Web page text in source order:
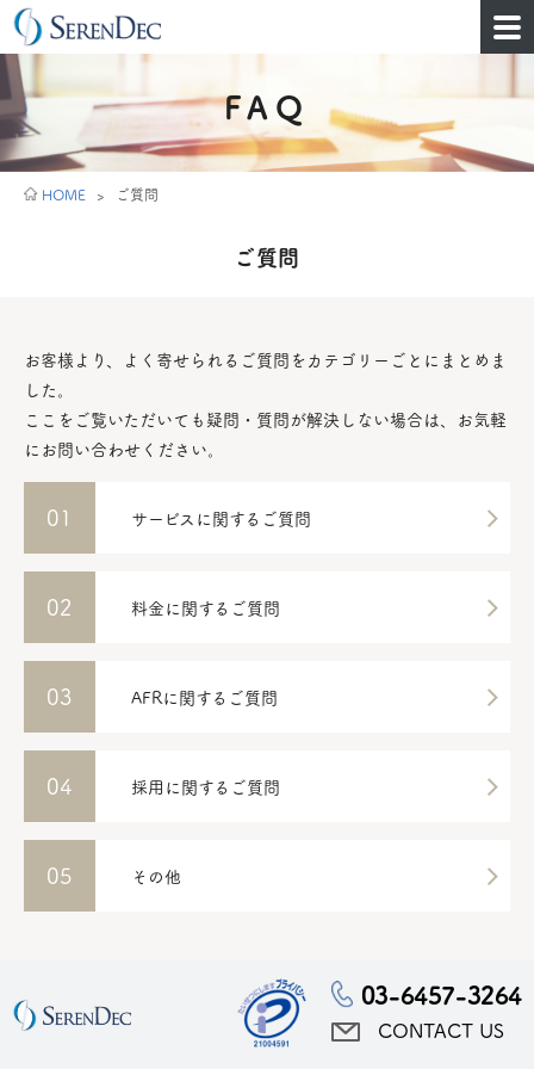
FAQ
HOME > ご質問
ご質問
お客様より、よく寄せられるご質問をカテゴリーごとにまとめま
した。
ここをご覧いただいても疑問・質問が解決しない場合は、お気軽
にお問い合わせください。
01 サービスに関するご質問
02 料金に関するご質問
03 AFRに関するご質問
04 採用に関するご質問
05 その他
03-6457-3264
CONTACT US